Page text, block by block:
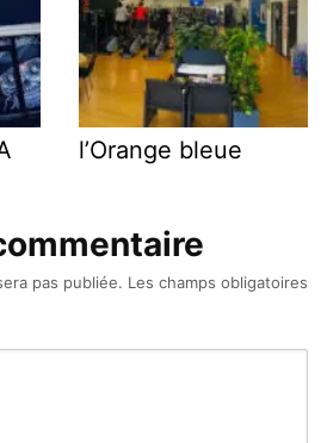
l’Orange bleue
pas publiée. Les champs obligatoires